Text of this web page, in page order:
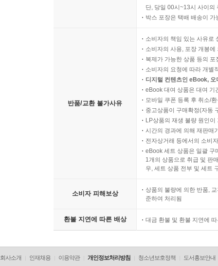
단, 당일 00시~13시 사이의
박스 포장은 택배 배송이
반품/교환 불가사유
소비자의 책임 있는 사유로
소비자의 사용, 포장 개봉
복제가 가능한 상품 등의
소비자의 요청에 따라 개별
디지털 컨텐츠인 eBook,
eBook 대여 상품은 대여 기
모바일 쿠폰 등록 후 취소/
중고상품이 구매확정(자동
LP상품의 재생 불량 원인
시간의 경과에 의해 재판매
전자상거래 등에서의 소비
eBook 세트 상품은 일괄 구
1개의 상품으로 취급 및 판
우, 세트 상품 전부 및 세트
소비자 피해보상
상품의 불량에 의한 반품,
준하여 처리됨
환불 지연에 따른 배상 대금 환불 및 환불 지연에
회사소개 인재채용 이용약관 개인정보처리방침 청소년보호정책 도서홍보안내